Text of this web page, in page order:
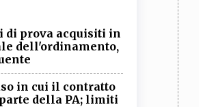
di prova acquisiti in
dell'ordinamento,
in cui il contratto
della PA; limiti